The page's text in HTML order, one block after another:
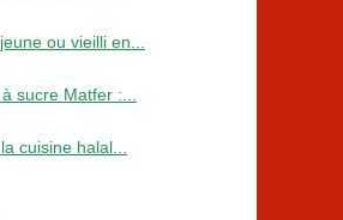
ou vieilli en...
sucre Matfer :...
cuisine halal...